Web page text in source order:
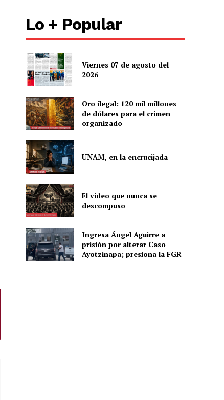
Lo + Popular
Viernes 07 de agosto del
2026
Oro ilegal: 120 mil millones
de dólares para el crimen
organizado
UNAM, en la encrucijada
El video que nunca se
descompuso
Ingresa Ángel Aguirre a
prisión por alterar Caso
Ayotzinapa; presiona la FGR